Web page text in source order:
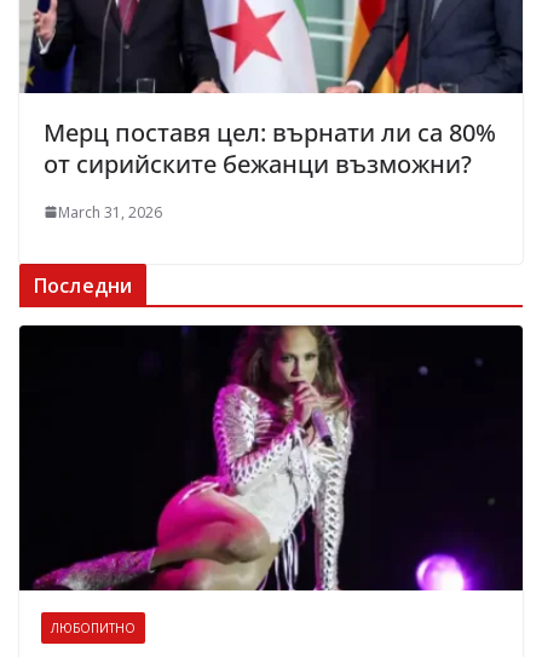
Мерц поставя цел: върнати ли са 80%
от сирийските бежанци възможни?
March 31, 2026
Последни
ЛЮБОПИТНО